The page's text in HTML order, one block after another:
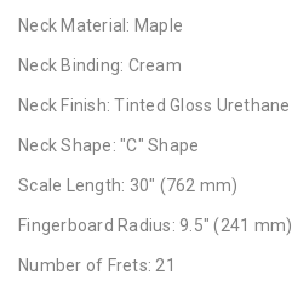
Neck Material: Maple
Neck Binding: Cream
Neck Finish: Tinted Gloss Urethane
Neck Shape: "C" Shape
Scale Length: 30" (762 mm)
Fingerboard Radius: 9.5" (241 mm)
Number of Frets: 21